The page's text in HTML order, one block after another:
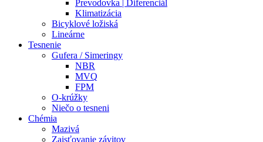
Prevodovka | Diferenciál
Klimatizácia
Bicyklové ložiská
Lineárne
Tesnenie
Gufera / Simeringy
NBR
MVQ
FPM
O-krúžky
Niečo o tesneni
Chémia
Mazivá
Zaisťovanie závitov